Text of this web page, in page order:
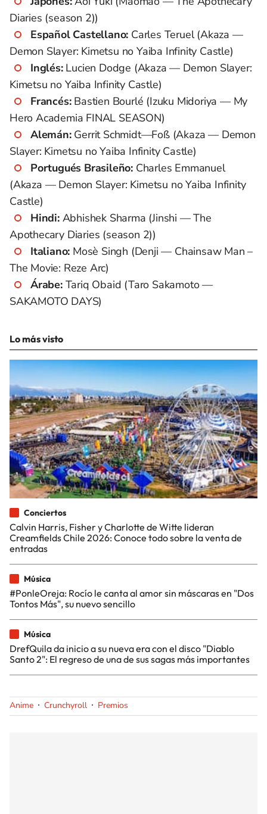
Diaries (season 2))
Español Castellano: Carles Teruel (Akaza —
Demon Slayer: Kimetsu no Yaiba Infinity Castle)
Inglés:Lucien Dodge (Akaza — Demon Slayer:
Kimetsu no Yaiba Infinity Castle)
Francés:Bastien Bourlé (Izuku Midoriya — My
Hero Academia FINAL SEASON)
Alemán:Gerrit Schmidt—Foß (Akaza — Demon
Slayer: Kimetsu no Yaiba Infinity Castle)
Portugués Brasileño: Charles Emmanuel
(Akaza — Demon Slayer: Kimetsu no Yaiba Infinity
Castle)
Hindi:Abhishek Sharma (Jinshi — The
Apothecary Diaries (season 2))
Italiano: Mosè Singh (Denji — Chainsaw Man –
The Movie: Reze Arc)
Árabe:Tariq Obaid (Taro Sakamoto —
SAKAMOTO DAYS)
Lo más visto
Conciertos
Calvin Harris, Fisher y Charlotte de Witte lideran
Creamfields Chile 2026: Conoce todo sobre la venta de
entradas
Música
#PonleOreja: Rocío le canta al amor sin máscaras en "Dos
Tontos Más", su nuevo sencillo
Música
DrefQuila da inicio a su nueva era con el disco "Diablo
Santo 2": El regreso de una de sus sagas más importantes
Anime Crunchyroll Premios